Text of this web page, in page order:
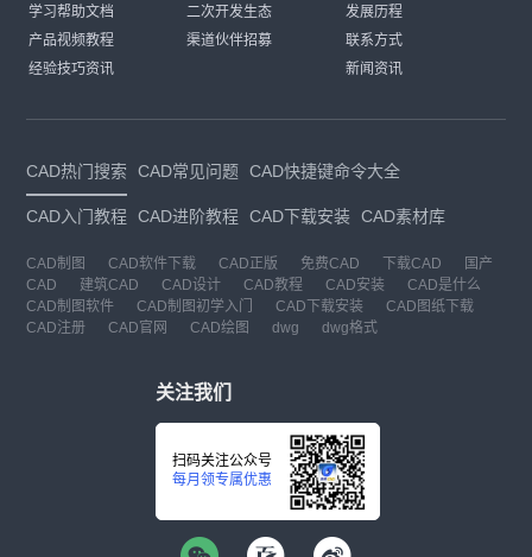
学习帮助文档
产品视频教程
经验技巧资讯
二次开发生态
渠道伙伴招募
发展历程
联系方式
新闻资讯
CAD热门搜索 CAD常见问题 CAD快捷键命令大全
CAD入门教程 CAD进阶教程 CAD下载安装 CAD素材库
CAD制图 CAD软件下载 CAD正版 免费CAD 下载CAD
国产
CAD
建筑CAD CAD设计 CAD教程 CAD安装
CAD是什么
CAD制图软件
CAD制图初学入门 CAD下载安装
CAD图纸下载
CAD注册
CAD官网 CAD绘图 dwg dwg格式
关注我们
扫码关注公众号
每月领专属优惠